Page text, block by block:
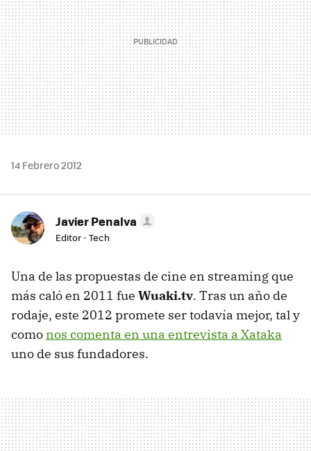
14 Febrero 2012
Javier Penalva
Editor - Tech
Una de las propuestas de cine en streaming que
más caló en 2011 fue Wuaki.tv. Tras un año de
rodaje, este 2012 promete ser todavía mejor, tal y
comonos comenta en una entrevista a Xataka
uno de sus fundadores.